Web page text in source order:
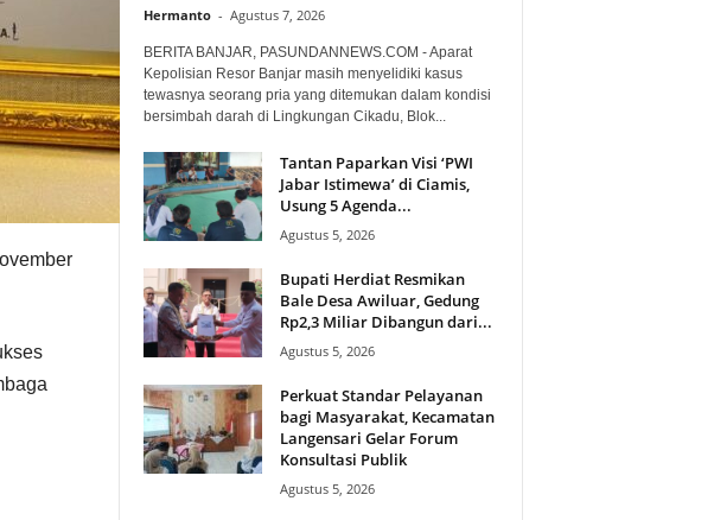
Hermanto - Agustus 7, 2026
BERITA BANJAR, PASUNDANNEWS.COM - Aparat
Kepolisian Resor Banjar masih menyelidiki kasus
tewasnya seorang pria yang ditemukan dalam kondisi
bersimbah darah di Lingkungan Cikadu, Blok...
Tantan Paparkan Visi ‘PWI
Jabar Istimewa’ di Ciamis,
Usung 5 Agenda...
Agustus 5, 2026
Bupati Herdiat Resmikan
Bale Desa Awiluar, Gedung
Rp2,3 Miliar Dibangun dari...
Agustus 5, 2026
Perkuat Standar Pelayanan
bagi Masyarakat, Kecamatan
Langensari Gelar Forum
Konsultasi Publik
Agustus 5, 2026